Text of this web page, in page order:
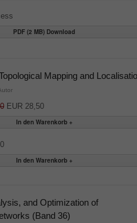
PDF (2 MB) Download
Mapping and
EUR 28,50
and Optimization of
(Band 36)